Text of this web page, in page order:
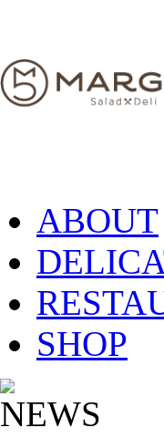
ABOUT
SHOP